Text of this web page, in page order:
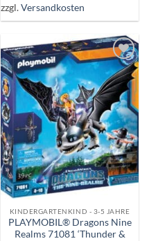
zzgl.Versandkosten
Auf die
Wunschliste
KINDERGARTENKIND - 3-5 JAHRE
PLAYMOBIL® Dragons Nine
Realms 71081 ‘Thunder &